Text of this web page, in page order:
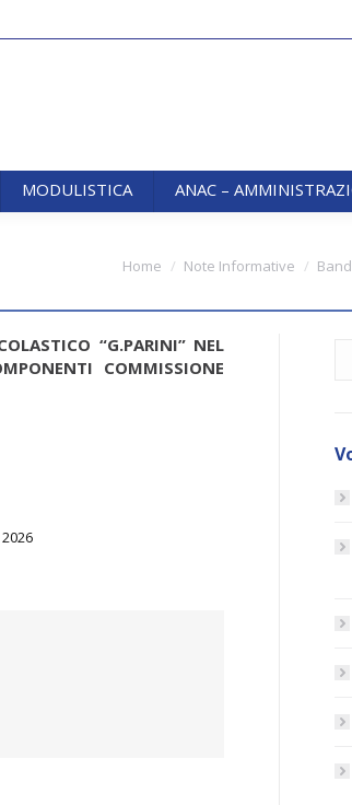
MODULISTICA ANAC –
You are here:
Home Note Informative
“G.PARINI” NEL
COMMISSIONE
ANAC –